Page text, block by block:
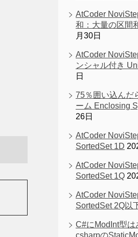
AtCoder
和：大量の区間
月30日
AtCoder
ンシャル付き
日
75％囲い込んだ
ーム Enclosing
26日
AtCoder
SortedSet 1D
AtCoder
SortedSet 1Q
AtCoder
SortedSet 2Q以
C#にModInt型
csharpの